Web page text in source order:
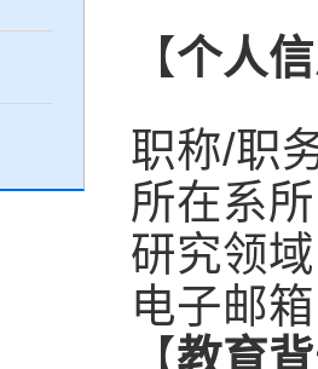
【个人
职称/职
所在系
研究领
电子邮
【教育